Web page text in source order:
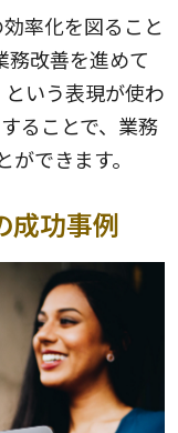
率化を図ること
務改善を進めて
いう表現が使わ
ることで、業務
できます。
成功事例